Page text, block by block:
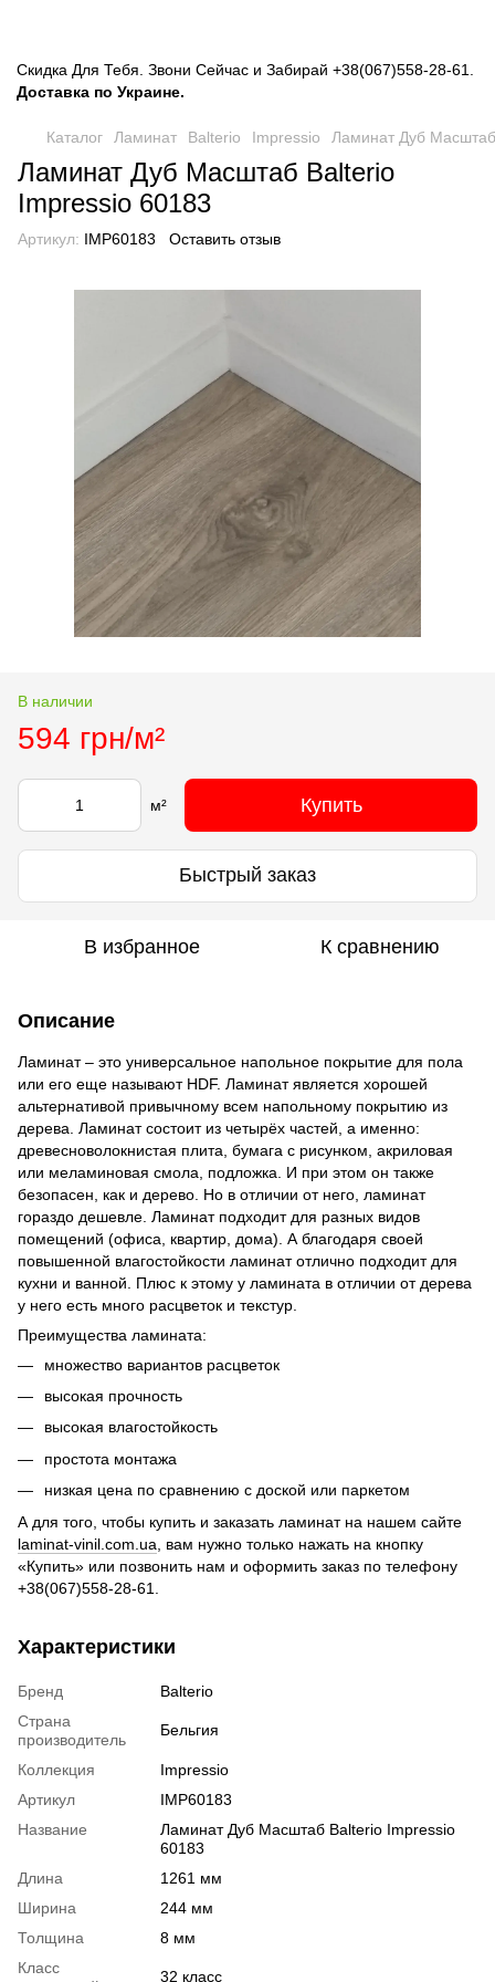
Скидка Для Тебя. Звони Сейчас и Забирай +38(067)558-28-61
Доставка по Украине.
Каталог Ламинат Balterio Impressio Ламинат Дуб
Ламинат Дуб Масштаб Balterio
Impressio 60183
Артикул: IMP60183 Оставить отзыв
В наличии
594 грн/м²
м² Купить
Быстрый заказ
В избранное К сравнению
Описание
Ламинат – это универсальное напольное покрытие для пола
или его еще называют HDF. Ламинат является хорошей
альтернативой привычному всем напольному покрытию из
дерева. Ламинат состоит из четырёх частей, а именно:
древесноволокнистая плита, бумага с рисунком, акриловая
или меламиновая смола, подложка. И при этом он также
безопасен, как и дерево. Но в отличии от него, ламинат
гораздо дешевле. Ламинат подходит для разных видов
помещений (офиса, квартир, дома). А благодаря своей
повышенной влагостойкости ламинат отлично подходит для
кухни и ванной. Плюс к этому у ламината в отличии от дерева
у него есть много расцветок и текстур.
Преимущества ламината:
множество вариантов расцветок
высокая прочность
высокая влагостойкость
простота монтажа
низкая цена по сравнению с доской или паркетом
А для того, чтобы купить и заказать ламинат на нашем сайте
laminat-vinil.com.ua , вам нужно только нажать на кнопку
«Купить» или позвонить нам и оформить заказ по телефону
+38(067)558-28-61.
Характеристики
Бренд
Balterio
Страна
производитель
Бельгия
Коллекция
Impressio
Артикул
IMP60183
Название
Ламинат Дуб Масштаб Balterio Impressio
60183
Длина
1261 мм
Ширина
244 мм
Толщина
8 мм
Класс
32 класс